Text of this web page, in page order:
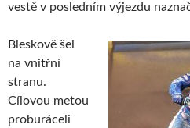
vestě v posledním výjezdu
Bleskově šel
na vnitřní
stranu.
Cílovou metou
proburáceli